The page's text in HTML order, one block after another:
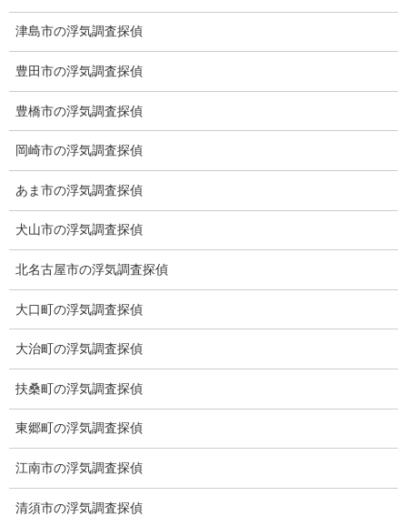
※弊社から24時間以内に返信が無い場合、再度LINE又はお電話を
お願いいたします。
ブログ (496)
お知らせ (1)
トップ
ご挨拶
システム
クーリング・オフ
ワンストップサービス
アフターフォロー
津島市の浮気調査探偵
豊田市の浮気調査探偵
豊橋市の浮気調査探偵
岡崎市の浮気調査探偵
あま市の浮気調査探偵
犬山市の浮気調査探偵
北名古屋市の浮気調査探偵
大口町の浮気調査探偵
大治町の浮気調査探偵
扶桑町の浮気調査探偵
東郷町の浮気調査探偵
江南市の浮気調査探偵
清須市の浮気調査探偵